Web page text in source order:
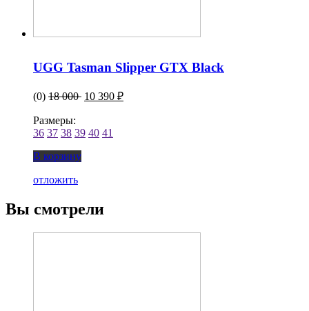
UGG Tasman Slipper GTX Black
(0) 18 000 10 390 ₽
Размеры:
36 37 38 39 40 41
В корзину
отложить
Вы смотрели